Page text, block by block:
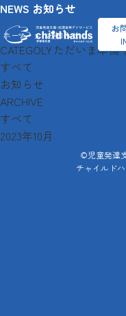
お
NEWS お知らせ
ホーム > お知らせ
CATEGOLY
すべて
お知らせ
ARCHIVE
すべて
2023年10月
ただいま準備
©児童発達
チャイルドハ